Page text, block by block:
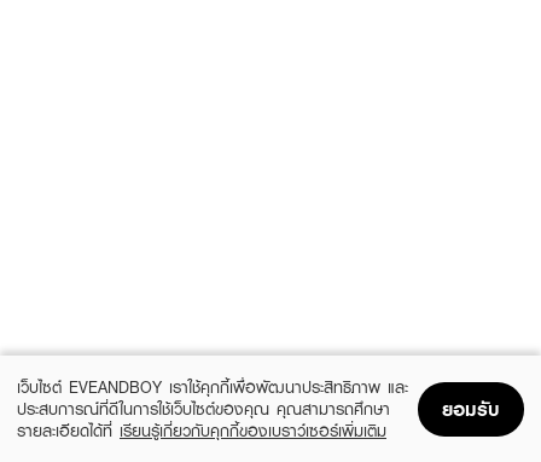
เว็บไซต์ EVEANDBOY เราใช้คุกกี้เพื่อพัฒนาประสิทธิภาพ และ
ประสบการณ์ที่ดีในการใช้เว็บไซต์ของคุณ คุณสามารถศึกษา
รายละเอียดได้ที่ เรียนรู้เกี่ยวกับคุกกี้ของเบราว์เซอร์เพิ่มเติม
ยอมรับ